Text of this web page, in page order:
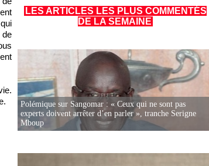
LES ARTICLES LES PLUS COMMENTÉS
DE LA SEMAINE
Polémique sur Sangomar : « Ceux qui ne sont pas
experts doivent arrêter d’en parler », tranche Serigne
Mboup